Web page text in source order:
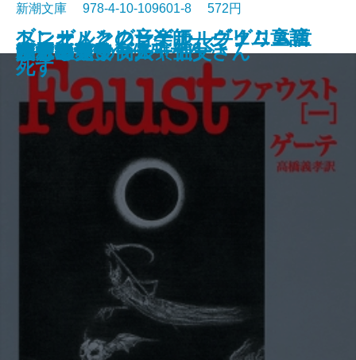
ジュリアス・シーザー
近代能楽集
ファウスト〔二〕
江分利満氏の優雅な生活
藤村詩集
楼蘭
幸福な王子
ブレーメンの音楽師―グリム童話
集III―
ヘンゼルとグレーテル―グリム童
話集II―
檸檬
新潮文庫 978-4-10-109601-8 572円
ファウスト〔一〕
リア王
眠れる美女
ヴェニスの商人
美しい星
レ・ミゼラブル〔五〕
かもめ・ワーニャ伯父さん
ハムレット
トニオ・クレーゲル ヴェニスに
死す
八月の光